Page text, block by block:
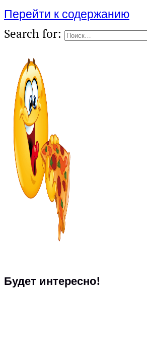
Перейти к содержанию
Search for:
Будет интересно!